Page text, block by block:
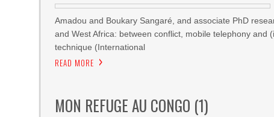
Amadou and Boukary Sangaré, and associate PhD
and West Africa: between conflict, mobile telephony and
technique (International
READ MORE
MON REFUGE AU CONGO (1)